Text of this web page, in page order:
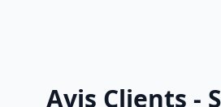
Avis Clients -